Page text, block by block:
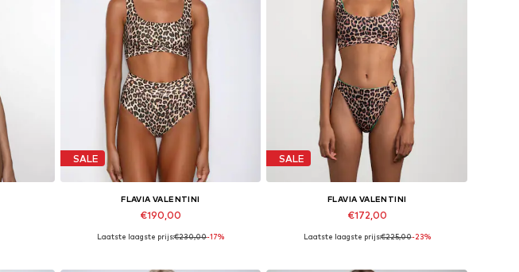
SALE
FLAVIA VALENTINI
€190,00
Beschikbare maten: XS, S, M, L
Laatste laagste prijs:€230,00-17%
SALE
FLAVIA VALENTINI
€172,00
Beschikbare maten: XS, S, M, L
Laatste laagste prijs:€225,00-23%